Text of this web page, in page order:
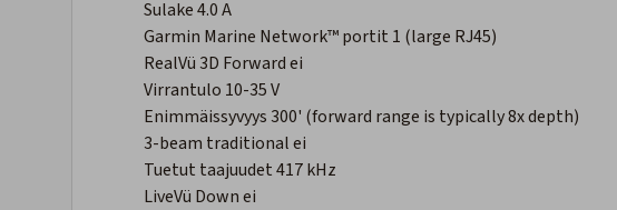
Sulake 4.0 A
Garmin Marine Network™ portit 1 (large RJ45)
RealVü 3D Forward ei
Virrantulo 10-35 V
Enimmäissyvyys 300' (forward range is typically 8x depth)
3-beam traditional ei
Tuetut taajuudet 417 kHz
LiveVü Down ei